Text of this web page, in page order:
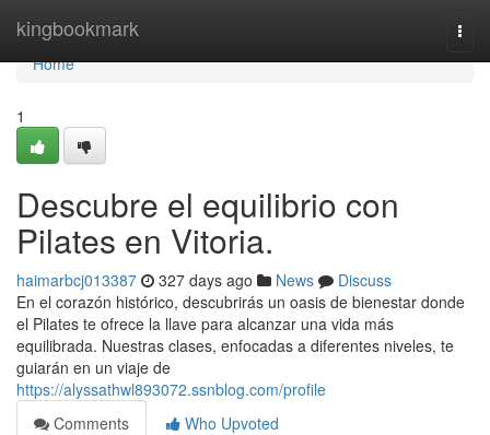
kingbookmark
Home
Home
1
Descubre el equilibrio con
Pilates en Vitoria.
haimarbcj013387 327 days ago News
Discuss
En el corazón histórico, descubrirás un oasis de bienestar donde
el Pilates te ofrece la llave para alcanzar una vida más
equilibrada. Nuestras clases, enfocadas a diferentes niveles, te
guiarán en un viaje de
https://alyssathwl893072.ssnblog.com/profile
Comments
Who Upvoted